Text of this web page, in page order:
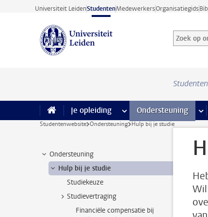
Ga direct naar de inhoud
Universiteit LeidenStudentenMedewerkersOrganisatiegids
Zoek op
Zoekterm
Je opleiding meer Je opleiding pagina’s
Ondersteuning
Studentenwebsite Ondersteuning Hulp bij je studie
Ondersteuning
Hulp bij je studie
Studiekeuze
Studievertraging
Financiële compensatie bij